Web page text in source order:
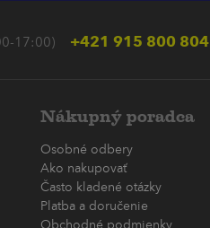
17:00) +421 915 800 804
Nákupný poradca
Osobné odbery
Ako nakupovať
Často kladené otázky
Platba a doručenie
Obchodné podmienky